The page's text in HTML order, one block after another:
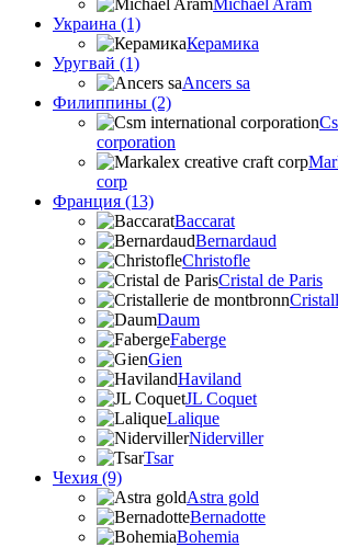
Michael Aram
Украина (1)
Керамика
Уругвай (1)
Ancers sa
Филиппины (2)
corporation
corp
Франция (13)
Baccarat
Bernardaud
Christofle
Cristal de Paris
Daum
Faberge
Gien
Haviland
JL Coquet
Lalique
Niderviller
Tsar
Чехия (9)
Astra gold
Bernadotte
Bohemia